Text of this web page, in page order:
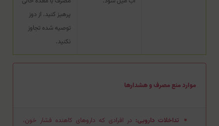
پرهیز کنید. از دوز
توصیه شده تجاوز
نکنید.
موارد منع مصرف و هشدارها
تداخلات دارویی: در افرادی که داروهای کاهنده فشار خون،